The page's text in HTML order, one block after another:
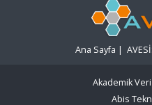
Ana Sayfa |
Akademik
Abis